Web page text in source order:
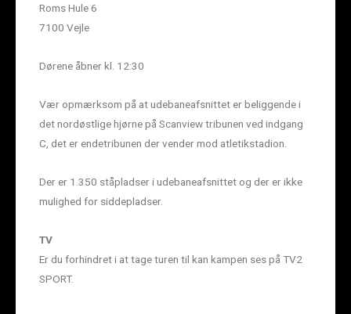
Roms Hule 6
7100 Vejle
Dørene åbner kl. 12:30
Vær opmærksom på at udebaneafsnittet er beliggende i
det nordøstlige hjørne på Scanview tribunen ved indgang
C, det er endetribunen der vender mod atletikstadion.
Der er 1.350 ståpladser i udebaneafsnittet og der er ikke
mulighed for siddepladser.
TV
Er du forhindret i at tage turen til kan kampen ses på TV2
SPORT.